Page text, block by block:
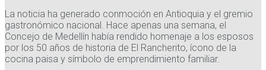
La noticia ha generado conmoción en Antioquia y el gremio
gastronómico nacional. Hace apenas una semana, el
Concejo de Medellín había rendido homenaje a los esposos
por los 50 años de historia de El Rancherito, ícono de la
cocina paisa y símbolo de emprendimiento familiar.